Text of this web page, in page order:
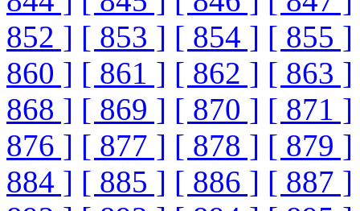
852 ] [ 853 ] [ 854 ] [ 855 ]
860 ] [ 861 ] [ 862 ] [ 863 ]
868 ] [ 869 ] [ 870 ] [ 871 ]
876 ] [ 877 ] [ 878 ] [ 879 ]
884 ] [ 885 ] [ 886 ] [ 887 ]